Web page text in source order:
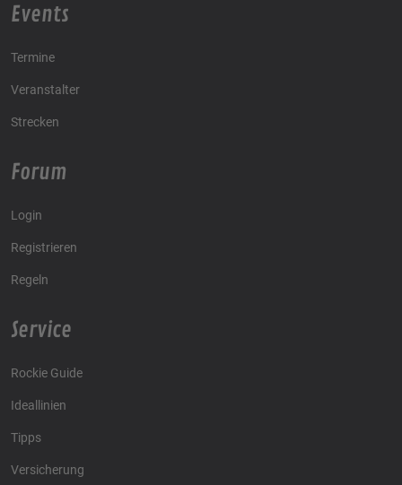
Events
Termine
Veranstalter
Strecken
Forum
Login
Registrieren
Regeln
Service
Rockie Guide
Ideallinien
Tipps
Versicherung